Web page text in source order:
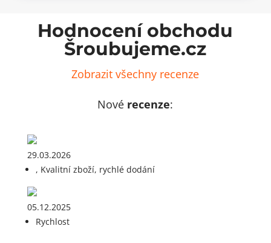
Hodnocení obchodu
Šroubujeme.cz
Zobrazit všechny recenze
Nové recenze:
29.03.2026
, Kvalitní zboží, rychlé dodání
05.12.2025
Rychlost